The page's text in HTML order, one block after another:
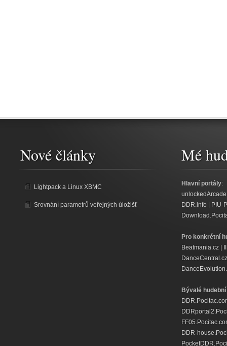
Nové články
Lightpack a Linux XBMC
Srovnání parametrů veřejných úložišť
Mé
Hlavní portály:
DDR.info
PIU-
Pro konkrétní
Beatmania.cz
DanceCentral.cz
Bývalé
DDR-